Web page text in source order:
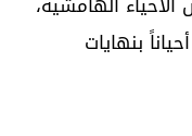
بنهايات